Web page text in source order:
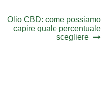
Next
post:
Olio CBD: come possiamo
capire quale percentuale
scegliere